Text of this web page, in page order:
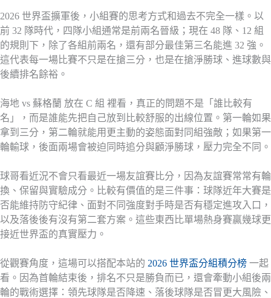
2026 世界盃擴軍後，小組賽的思考方式和過去不完全一樣。以
前 32 隊時代，四隊小組通常是前兩名晉級；現在 48 隊、12 組
的規則下，除了各組前兩名，還有部分最佳第三名能進 32 強。
這代表每一場比賽不只是在搶三分，也是在搶淨勝球、進球數與
後續排名餘裕。
海地 vs 蘇格蘭 放在 C 組 裡看，真正的問題不是「誰比較有
名」，而是誰能先把自己放到比較舒服的出線位置。第一輪如果
拿到三分，第二輪就能用更主動的姿態面對同組強敵；如果第一
輪輸球，後面兩場會被迫同時追分與顧淨勝球，壓力完全不同。
球哥看近況不會只看最近一場友誼賽比分，因為友誼賽常常有輪
換、保留與實驗成分。比較有價值的是三件事：球隊近年大賽是
否能維持防守紀律、面對不同強度對手時是否有穩定進攻入口，
以及落後後有沒有第二套方案。這些東西比單場熱身賽贏幾球更
接近世界盃的真實壓力。
從觀賽角度，這場可以搭配本站的 2026 世界盃分組積分榜 一起
看。因為首輪結束後，排名不只是勝負而已，還會牽動小組後兩
輪的戰術選擇：領先球隊是否降速、落後球隊是否冒更大風險、